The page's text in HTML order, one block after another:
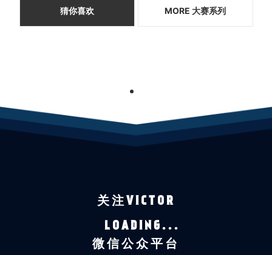
猜你喜欢 MORE 大赛系列
1
关注VICTOR
LOADING...
微信公众平台